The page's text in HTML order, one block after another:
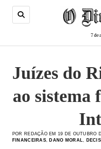
7 de
Juízes do
ao sistema
POR REDAÇÃO EM 19 DE OUTUBRO
FINANCEIRAS, DANO MORAL